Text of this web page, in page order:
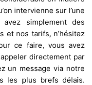
intervienne sur l’une
simplement des
et nos tarifs, n’hésitez
ce faire, vous avez
directement par
un message via notre
les plus brefs délais.